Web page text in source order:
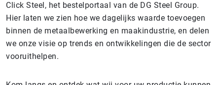
Click Steel, het bestelportaal van de DG Steel Group.
Hier laten we zien hoe we dagelijks waarde toevoegen
binnen de metaalbewerking en maakindustrie, en delen
we onze visie op trends en ontwikkelingen die de sector
vooruithelpen.